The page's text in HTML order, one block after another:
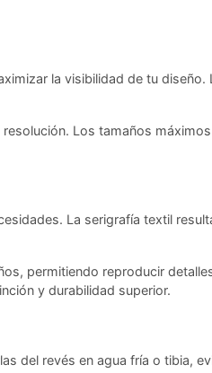
la visibilidad de tu diseño.
Los tamaños
La serigrafía textil
permitiendo reproducir
y durabilidad superior.
del revés en agua fría o tibia,